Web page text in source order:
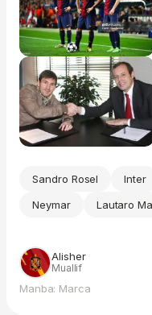
Sandro Rosel Inter
Neymar
Lautaro
Alisher
Muallif
Manba: Marca